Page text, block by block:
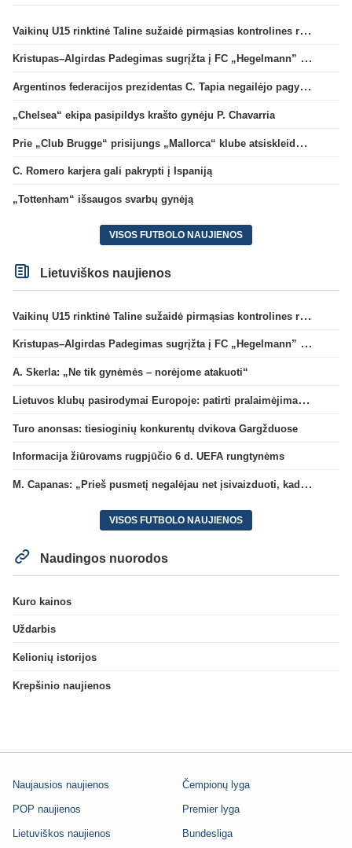
Vaikinų U15 rinktinė Taline sužaidė pirmąsias kontrolines rungtynes
Kristupas–Algirdas Padegimas sugrįžta į FC „Hegelmann” B sudėtį
Argentinos federacijos prezidentas C. Tapia negailėjo pagyrų G. Infantino
„Chelsea“ ekipa pasipildys krašto gynėju P. Chavarria
Prie „Club Brugge“ prisijungs „Mallorca“ klube atsiskleidęs J. Virgili
C. Romero karjera gali pakrypti į Ispaniją
„Tottenham“ išsaugos svarbų gynėją
VISOS FUTBOLO NAUJIENOS
Lietuviškos naujienos
Vaikinų U15 rinktinė Taline sužaidė pirmąsias kontrolines rungtynes
Kristupas–Algirdas Padegimas sugrįžta į FC „Hegelmann” B sudėtį
A. Skerla: „Ne tik gynėmės – norėjome atakuoti“
Lietuvos klubų pasirodymai Europoje: patirti pralaimėjimai Kroatijos atstovams
Turo anonsas: tiesioginių konkurentų dvikova Gargžduose
Informacija žiūrovams rugpjūčio 6 d. UEFA rungtynėms
M. Capanas: „Prieš pusmetį negalėjau net įsivaizduoti, kad žaisime prieš „Hajduk“
VISOS FUTBOLO NAUJIENOS
Naudingos nuorodos
Kuro kainos
Uždarbis
Kelionių istorijos
Krepšinio naujienos
Naujausios naujienos
POP naujienos
Lietuviškos naujienos
Čempionų lyga
Premier lyga
Bundesliga